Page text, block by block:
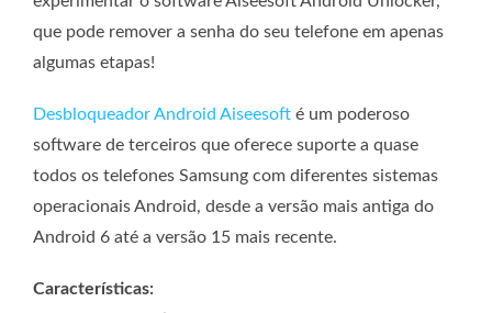
que pode remover a senha do seu telefone em apenas
algumas etapas!
Desbloqueador Android Aiseesoft é um poderoso
software de terceiros que oferece suporte a quase
todos os telefones Samsung com diferentes sistemas
operacionais Android, desde a versão mais antiga do
Android 6 até a versão 15 mais recente.
Características: